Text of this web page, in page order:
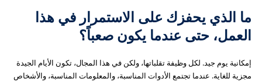
ما الذي يحفزك على الاستمرار في هذا
العمل، حتى عندما يكون صعباً؟
إمكانية يوم جيد. لكل وظيفة تقلباتها، ولكن في هذا المجال، تكون الأيام الجيدة
مجزية للغاية. عندما تجتمع الأدوات المناسبة، والمعلومات المناسبة، والأشخاص